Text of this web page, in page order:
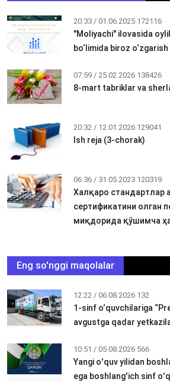
20:33 / 01.06.2025 172116
"Moliyachi" ilovasida
bo‘limida biroz o‘zgarish
07:59 / 25.02.2026 138426
8-mart tabriklar va
20:32 / 12.01.2026 129041
Ish reja (3-chorak)
06:36 / 31.05.2023 120319
Халқаро стандартлар
сертификатини олган
миқдорида қўшимча
Eng so'nggi maqolalar
12:22 / 06.08.2026 132
1-sinf o‘quvchilariga
avgustga qadar
10:51 / 05.08.2026 566
Yangi oʻquv yilidan
ega boshlangʻich sinf